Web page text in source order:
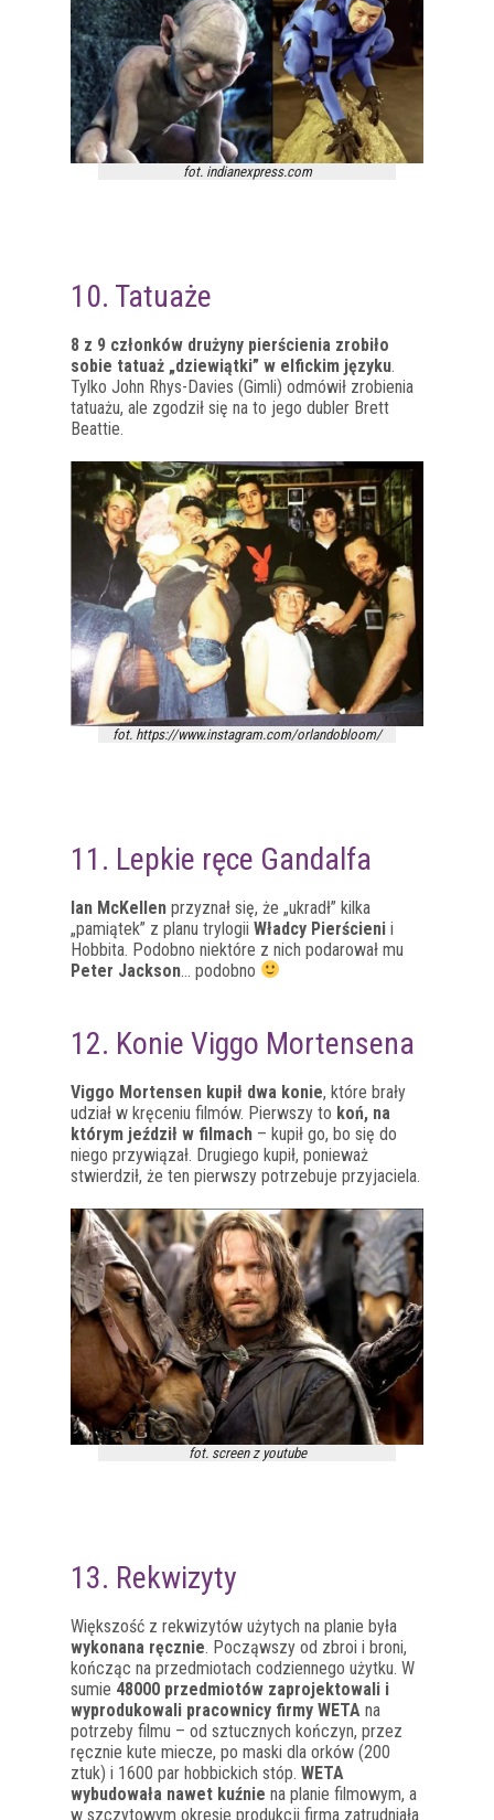
fot. indianexpress.com
10. Tatuaże
8 z 9 członków drużyny pierścienia zrobiło
sobie tatuaż „dziewiątki” w elfickim języku.
Tylko John Rhys-Davies (Gimli) odmówił zrobienia
tatuażu, ale zgodził się na to jego dubler Brett
Beattie.
fot. https://www.instagram.com/orlandobloom/
11. Lepkie ręce Gandalfa
Ian McKellen przyznał się, że „ukradł” kilka
„pamiątek” z planu trylogii Władcy Pierścieni i
Hobbita. Podobno niektóre z nich podarował mu
Peter Jackson… podobno
12. Konie Viggo Mortensena
Viggo Mortensen kupił dwa konie, które brały
udział w kręceniu filmów. Pierwszy to koń, na
którym jeździł w filmach – kupił go, bo się do
niego przywiązał. Drugiego kupił, ponieważ
stwierdził, że ten pierwszy potrzebuje przyjaciela.
fot. screen z youtube
13. Rekwizyty
Większość z rekwizytów użytych na planie była
wykonana ręcznie. Począwszy od zbroi i broni,
kończąc na przedmiotach codziennego użytku. W
sumie 48000 przedmiotów zaprojektowali i
wyprodukowali pracownicy firmy WETA na
potrzeby filmu – od sztucznych kończyn, przez
ręcznie kute miecze, po maski dla orków (200
ztuk) i 1600 par hobbickich stóp. WETA
wybudowała nawet kuźnie na planie filmowym, a
w szczytowym okresie produkcji firma zatrudniała